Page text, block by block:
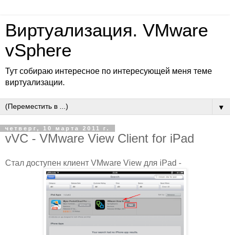
Виртуализация. VMware
vSphere
Тут собираю интересное по интересующей меня теме
виртуализации.
▼
четверг, 10 марта 2011 г.
vVC - VMware View Client for iPad
Стал доступен клиент VMware View для iPad -